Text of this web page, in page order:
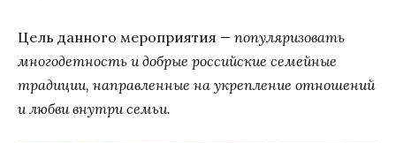
Цель данного мероприятия — популяризовать
многодетность и добрые российские семейные
традиции, направленные на укрепление отношений
и любви внутри семьи.